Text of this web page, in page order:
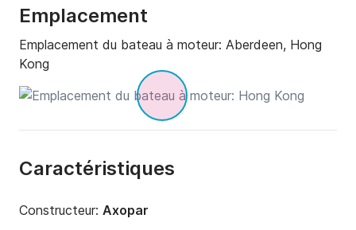
Emplacement
Emplacement du bateau à moteur: Aberdeen, Hong
Kong
Caractéristiques
Constructeur: Axopar